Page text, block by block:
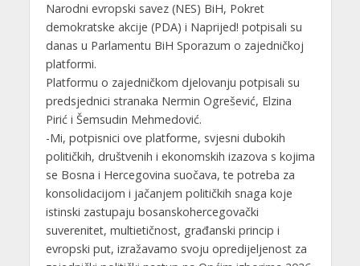
Narodni evropski savez (NES) BiH, Pokret
demokratske akcije (PDA) i Naprijed! potpisali su
danas u Parlamentu BiH Sporazum o zajedničkoj
platformi.
Platformu o zajedničkom djelovanju potpisali su
predsjednici stranaka Nermin Ogrešević, Elzina
Pirić i Šemsudin Mehmedović.
-Mi, potpisnici ove platforme, svjesni dubokih
političkih, društvenih i ekonomskih izazova s kojima
se Bosna i Hercegovina suočava, te potreba za
konsolidacijom i jačanjem političkih snaga koje
istinski zastupaju bosanskohercegovački
suverenitet, multietičnost, građanski princip i
evropski put, izražavamo svoju opredijeljenost za